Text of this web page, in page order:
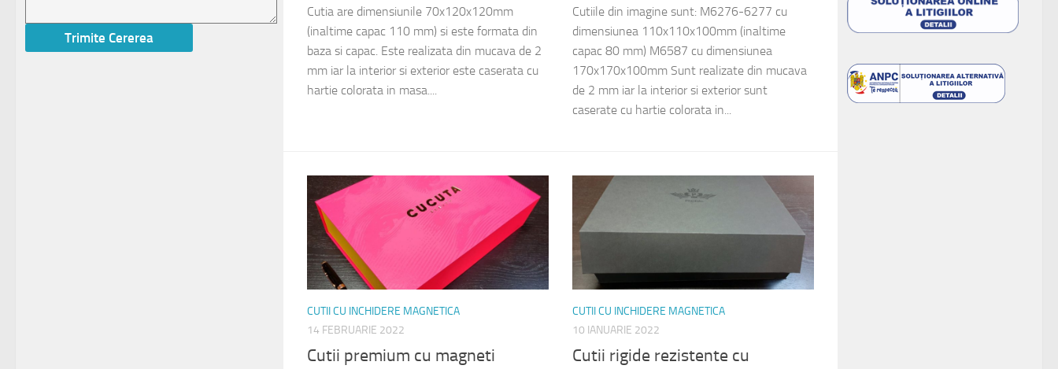
Cutia are dimensiunile 70x120x120mm
(inaltime capac 110 mm) si este formata din
baza si capac. Este realizata din mucava de 2
mm iar la interior si exterior este caserata cu
hartie colorata in masa....
Cutiile din imagine sunt: M6276-6277 cu
dimensiunea 110x110x100mm (inaltime
capac 80 mm) M6587 cu dimensiunea
170x170x100mm Sunt realizate din mucava
de 2 mm iar la interior si exterior sunt
caserate cu hartie colorata in...
CUTII CU INCHIDERE MAGNETICA
14 FEBRUARIE 2022
Cutii premium cu magneti
CUTII CU INCHIDERE MAGNETICA
10 IANUARIE 2022
Cutii rigide rezistente cu